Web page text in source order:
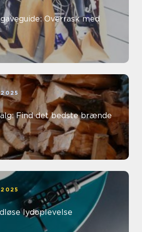
Overrask med
Find det bedste brænde
lydoplevelse